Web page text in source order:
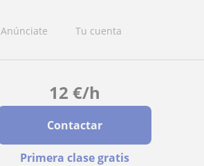
Anúnciate Tu cuenta
12 €/h
Contactar
Primera clase gratis